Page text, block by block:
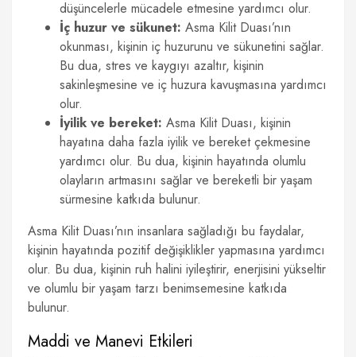
düşüncelerle mücadele etmesine yardımcı olur.
İç huzur ve sükunet: Asma Kilit Duası’nın
okunması, kişinin iç huzurunu ve sükunetini sağlar.
Bu dua, stres ve kaygıyı azaltır, kişinin
sakinleşmesine ve iç huzura kavuşmasına yardımcı
olur.
İyilik ve bereket: Asma Kilit Duası, kişinin
hayatına daha fazla iyilik ve bereket çekmesine
yardımcı olur. Bu dua, kişinin hayatında olumlu
olayların artmasını sağlar ve bereketli bir yaşam
sürmesine katkıda bulunur.
Asma Kilit Duası’nın insanlara sağladığı bu faydalar,
kişinin hayatında pozitif değişiklikler yapmasına yardımcı
olur. Bu dua, kişinin ruh halini iyileştirir, enerjisini yükseltir
ve olumlu bir yaşam tarzı benimsemesine katkıda
bulunur.
Maddi ve Manevi Etkileri